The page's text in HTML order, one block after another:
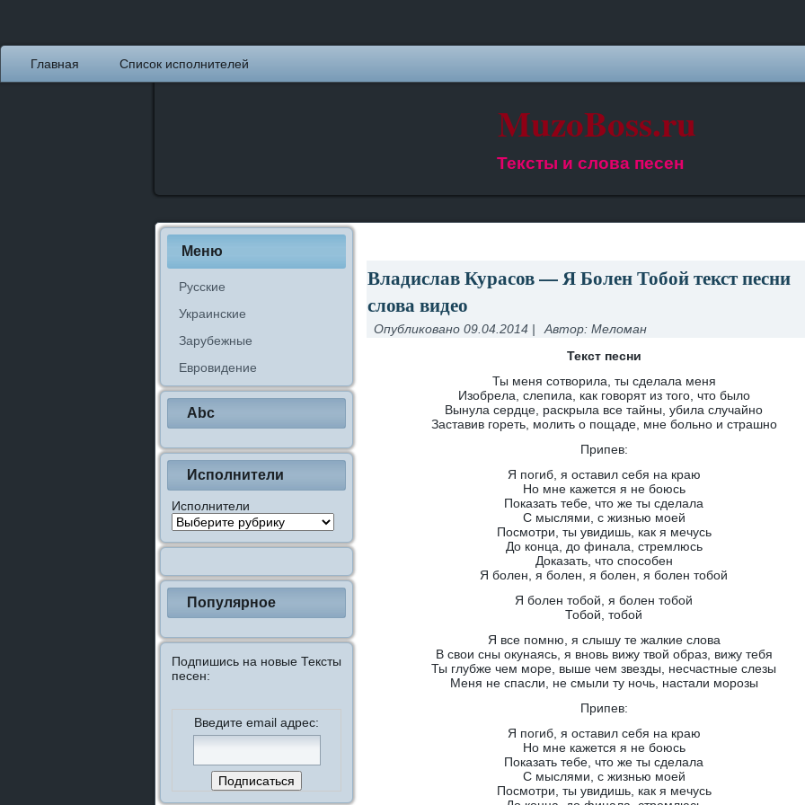
Главная Список исполнителей
MuzoBoss.ru
Тексты и слова песен
Меню
Русские
Украинские
Зарубежные
Евровидение
Abc
Исполнители
Исполнители
Популярное
Подпишись на новые Тексты
песен:
Введите email адрес:
Владислав Курасов — Я Болен Тобой текст песни
слова видео
Опубликовано 09.04.2014 | Автор: Меломан
Текст песни
Ты меня сотворила, ты сделала меня
Изобрела, слепила, как говорят из того, что было
Вынула сердце, раскрыла все тайны, убила случайно
Заставив гореть, молить о пощаде, мне больно и страшно
Припев:
Я погиб, я оставил себя на краю
Но мне кажется я не боюсь
Показать тебе, что же ты сделала
С мыслями, с жизнью моей
Посмотри, ты увидишь, как я мечусь
До конца, до финала, стремлюсь
Доказать, что способен
Я болен, я болен, я болен, я болен тобой
Я болен тобой, я болен тобой
Тобой, тобой
Я все помню, я слышу те жалкие слова
В свои сны окунаясь, я вновь вижу твой образ, вижу тебя
Ты глубже чем море, выше чем звезды, несчастные слезы
Меня не спасли, не смыли ту ночь, настали морозы
Припев:
Я погиб, я оставил себя на краю
Но мне кажется я не боюсь
Показать тебе, что же ты сделала
С мыслями, с жизнью моей
Посмотри, ты увидишь, как я мечусь